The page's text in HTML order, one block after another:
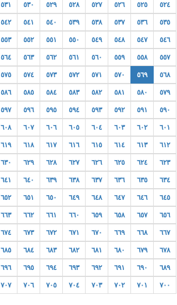
٥٢٤ ٥٢٥ ٥٢٦ ٥٢٧ ٥٢٨ ٥٢٩ ٥٣٠ ٥٣١
٥٣٥ ٥٣٦ ٥٣٧ ٥٣٨ ٥٣٩ ٥٤٠ ٥٤١ ٥٤٢
٥٤٦ ٥٤٧ ٥٤٨ ٥٤٩ ٥٥٠ ٥٥١ ٥٥٢ ٥٥٣
٥٥٧ ٥٥٨ ٥٥٩ ٥٦٠ ٥٦١ ٥٦٢ ٥٦٣ ٥٦٤
٥٦٨ ٥٦٩ ٥٧٠ ٥٧١ ٥٧٢ ٥٧٣ ٥٧٤ ٥٧٥
٥٧٩ ٥٨٠ ٥٨١ ٥٨٢ ٥٨٣ ٥٨٤ ٥٨٥ ٥٨٦
٥٩٠ ٥٩١ ٥٩٢ ٥٩٣ ٥٩٤ ٥٩٥ ٥٩٦ ٥٩٧
٦٠١ ٦٠٢ ٦٠٣ ٦٠٤ ٦٠٥ ٦٠٦ ٦٠٧ ٦٠٨
٦١٢ ٦١٣ ٦١٤ ٦١٥ ٦١٦ ٦١٧ ٦١٨ ٦١٩
٦٢٣ ٦٢٤ ٦٢٥ ٦٢٦ ٦٢٧ ٦٢٨ ٦٢٩ ٦٣٠
٦٣٤ ٦٣٥ ٦٣٦ ٦٣٧ ٦٣٨ ٦٣٩ ٦٤٠ ٦٤١
٦٤٥ ٦٤٦ ٦٤٧ ٦٤٨ ٦٤٩ ٦٥٠ ٦٥١ ٦٥٢
٦٥٦ ٦٥٧ ٦٥٨ ٦٥٩ ٦٦٠ ٦٦١ ٦٦٢ ٦٦٣
٦٦٧ ٦٦٨ ٦٦٩ ٦٧٠ ٦٧١ ٦٧٢ ٦٧٣ ٦٧٤
٦٧٨ ٦٧٩ ٦٨٠ ٦٨١ ٦٨٢ ٦٨٣ ٦٨٤ ٦٨٥
٦٨٩ ٦٩٠ ٦٩١ ٦٩٢ ٦٩٣ ٦٩٤ ٦٩٥ ٦٩٦
٧٠٠ ٧٠١ ٧٠٢ ٧٠٣ ٧٠٤ ٧٠٥ ٧٠٦ ٧٠٧